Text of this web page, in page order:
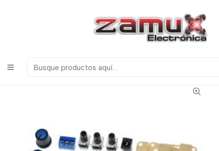
ELECTRONICOS, ROBOTICA & TECNOLOGIA
Inicio
Kits
MODULO GENERADOR DE SEÑALES XR2206 CON CAJA